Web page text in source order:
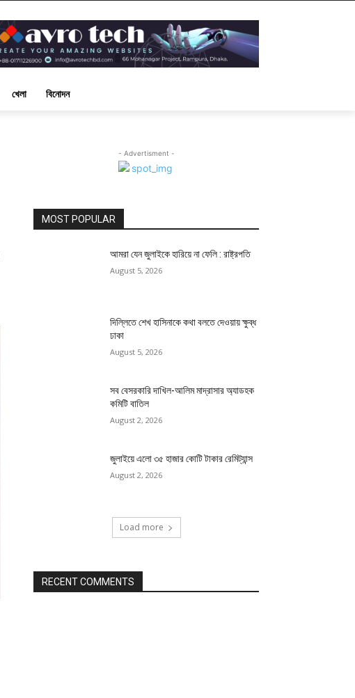
খেলা বিনোদন
- Advertisment -
MOST POPULAR
আমরা যেন জুলাইকে হারিয়ে না ফেলি : রাষ্ট্রপতি
August 5, 2026
দিল্লিতে শেখ হাসিনাকে কথা বলতে দেওয়ায় ক্ষুব্ধ
ঢাকা
August 5, 2026
সব বেসরকারি দাখিল-আলিম মাদ্রাসার অ্যাডহক
কমিটি বাতিল
August 2, 2026
জুলাইয়ে এলো ৩৫ হাজার কোটি টাকার রেমিট্যান্স
August 2, 2026
Load more
RECENT COMMENTS